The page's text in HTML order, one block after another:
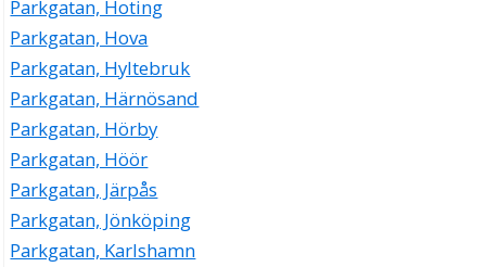
Parkgatan, Hoting
Parkgatan, Hova
Parkgatan, Hyltebruk
Parkgatan, Härnösand
Parkgatan, Hörby
Parkgatan, Höör
Parkgatan, Järpås
Parkgatan, Jönköping
Parkgatan, Karlshamn